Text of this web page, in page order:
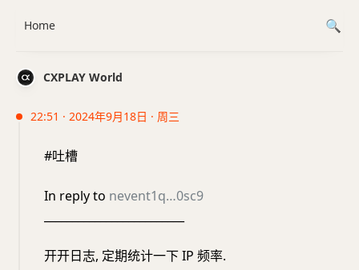
CXPLAY World
22:51 · 2024年9月18日 · 周三
#吐槽
In reply to nevent1q…0sc9
开开日志, 定期统计一下 IP 频率.
Home